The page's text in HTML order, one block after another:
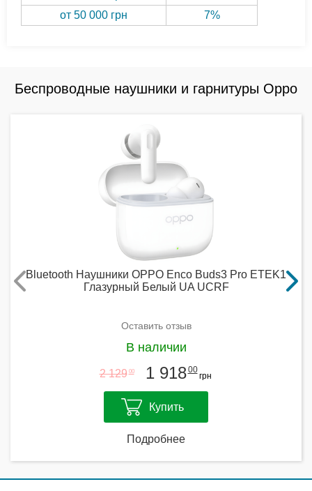
от 50 000 грн
7%
Беспроводные наушники и гарнитуры Oppo
Bluetooth Наушники OPPO Enco Buds3 Pro ETEK1
Глазурный Белый UA UCRF
Оставить отзыв
В наличии
2 129 00 1 91800
грн
Купить
Подробнее